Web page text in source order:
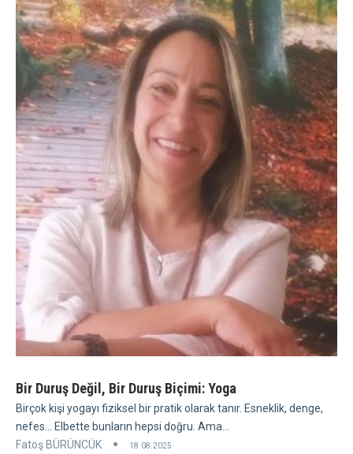
Bir Duruş Değil, Bir Duruş Biçimi: Yoga
Birçok kişi yogayı fiziksel bir pratik olarak tanır. Esneklik, denge,
nefes... Elbette bunların hepsi doğru. Ama...
Fatoş BÜRÜNCÜK
18.08.2025